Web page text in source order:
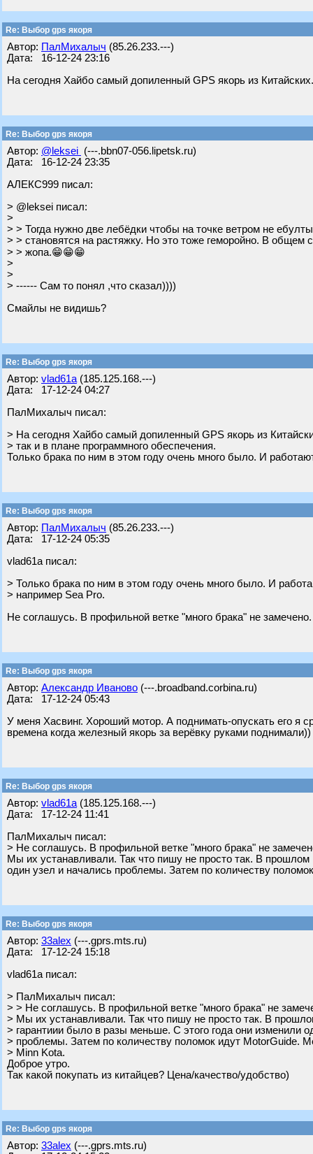
Re: Выбор gps якоря
Автор: ПалМихалыч (85.26.233.---)
Дата: 16-12-24 23:16
На сегодня Хайбо самый допиленный GPS якорь из
Re: Выбор gps якоря
Автор: @leksei (---.bbn07-056.lipetsk.ru)
Дата: 16-12-24 23:35
АЛЕКС999 писал:
> @leksei писал:
>
> > Тогда нужно две лебёдки чтобы на точке ветром не
> > становятся на растяжку. Но это тоже геморойно. В общем
> > жопа.😁😁😁
>
>
> ------ Сам то понял ,что сказал))))
Смайлы не видишь?
Re: Выбор gps якоря
Автор: vlad61a (185.125.168.---)
Дата: 17-12-24 04:27
ПалМихалыч писал:
> На сегодня Хайбо самый допиленный GPS якорь из
> так и в плане программного обеспечения.
Только брака по ним в этом году очень много было. И
Re: Выбор gps якоря
Автор: ПалМихалыч (85.26.233.---)
Дата: 17-12-24 05:35
vlad61a писал:
> Только брака по ним в этом году очень много было. И
> например Sea Pro.
Не соглашусь. В профильной ветке "много брака" не замечено.
Re: Выбор gps якоря
Автор: Александр Иваново (---.broadband.corbina.ru)
Дата: 17-12-24 05:43
У меня Хасвинг. Хороший мотор. А поднимать-опускать его
времена когда железный якорь за верёвку руками поднимали))
Re: Выбор gps якоря
Автор: vlad61a (185.125.168.---)
Дата: 17-12-24 11:41
ПалМихалыч писал:
> Не соглашусь. В профильной ветке "много брака" не
Мы их устанавливали. Так что пишу не просто так. В
один узел и начались проблемы. Затем по количеству
Re: Выбор gps якоря
Автор: 33alex (---.gprs.mts.ru)
Дата: 17-12-24 15:18
vlad61a писал:
> ПалМихалыч писал:
> > Не соглашусь. В профильной ветке "много брака" не
> Мы их устанавливали. Так что пишу не просто так. В
> гарантиии было в разы меньше. С этого года они изменили
> проблемы. Затем по количеству поломок идут MotorGuide.
> Minn Kota.
Доброе утро.
Так какой покупать из китайцев? Цена/качество/удобство)
Re: Выбор gps якоря
Автор: 33alex (---.gprs.mts.ru)